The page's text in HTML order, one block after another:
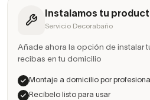
Instalamos tu
Servicio Decorabaño
Añade ahora la opción de instalar
recibas en tu domicilio
Montaje a domicilio por
Recíbelo listo para usar